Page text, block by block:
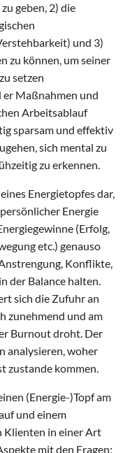
geben, 2) die
und 3)
zu können, um seiner
setzen
Maßnahmen und
Arbeitsablauf
sparsam und effektiv
sich mental zu
zu erkennen.
Energietopfes dar,
Energie
(Erfolg,
etc.) genauso
Konflikte,
der Balance halten.
sich die Zufuhr an
zunehmend und am
Burnout droht. Der
analysieren, woher
zustande kommen.
(Energie-)Topf am
und einem
Klienten in einer Art
mit den Fragen: